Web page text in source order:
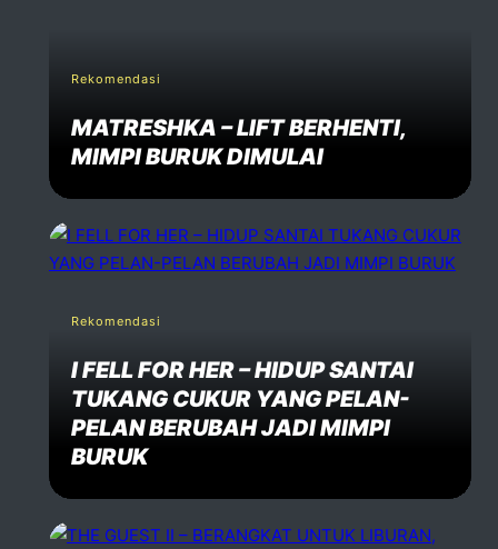
Rekomendasi
MATRESHKA – LIFT BERHENTI,
MIMPI BURUK DIMULAI
Rekomendasi
I FELL FOR HER – HIDUP SANTAI
TUKANG CUKUR YANG PELAN-
PELAN BERUBAH JADI MIMPI
BURUK